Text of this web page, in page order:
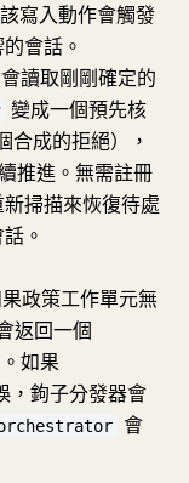
寫入動作會觸發
會話。
讀取剛剛確定的
變成一個預先核
合成的拒絕），
推進。無需註冊
掃描來恢復待處
。
政策工作單元無
返回一個
如果
，鉤子分發器會
會